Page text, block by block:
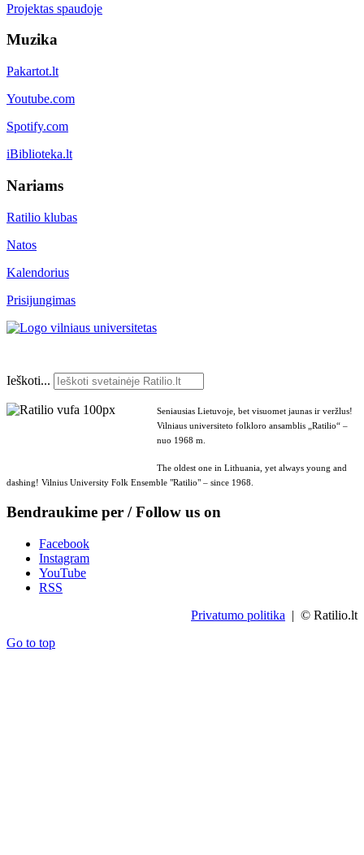
Projektas spaudoje
Muzika
Pakartot.lt
Youtube.com
Spotify.com
iBiblioteka.lt
Nariams
Ratilio klubas
Natos
Kalendorius
Prisijungimas
Ieškoti...
Seniausias Lietuvoje, bet visuomet jaunas ir veržlus!
Vilniaus universiteto folkloro ansamblis „Ratilio“ –
nuo 1968 m.
The oldest one in Lithuania, yet always young and
dashing! Vilnius University Folk Ensemble "Ratilio" – since 1968.
Bendraukime per / Follow us on
Facebook
Instagram
YouTube
RSS
Privatumo politika | © Ratilio.lt
Go to top